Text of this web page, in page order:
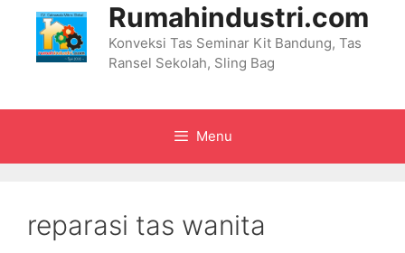
Rumahindustri.com
Konveksi Tas Seminar Kit Bandung, Tas
Ransel Sekolah, Sling Bag
Menu
reparasi tas wanita